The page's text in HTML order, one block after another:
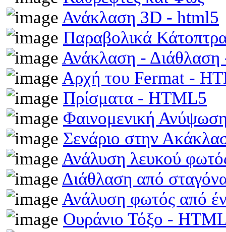
Ανάκλαση 3D - html5
Παραβολικά
Ανάκλαση -
Αρχή του Fermat -
Πρίσματα - HTML5
Φαινομενική
Σενάριο στην
Ανάλυση λευκού
Διάθλαση από
Ανάλυση φωτός από
Ουράνιο Τόξο -